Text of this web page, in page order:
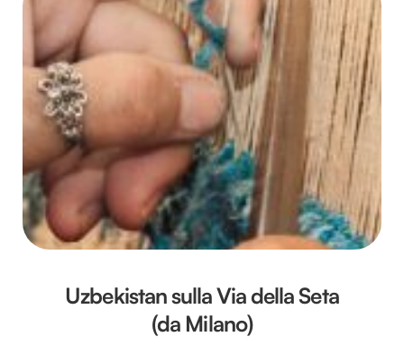
Uzbekistan sulla Via della Seta
(da Milano)